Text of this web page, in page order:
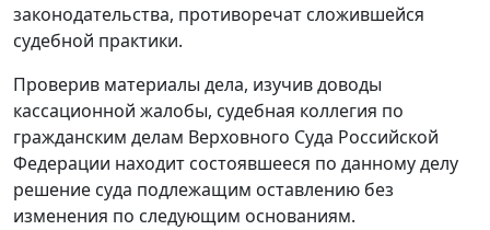
законодательства, противоречат сложившейся
судебной практики.
Проверив материалы дела, изучив доводы
кассационной жалобы, судебная коллегия по
гражданским делам Верховного Суда Российской
Федерации находит состоявшееся по данному делу
решение суда подлежащим оставлению без
изменения по следующим основаниям.